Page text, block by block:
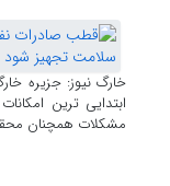
خارگ نیوز: جزیره
ابتدایی ترین
مشکلات همچنان